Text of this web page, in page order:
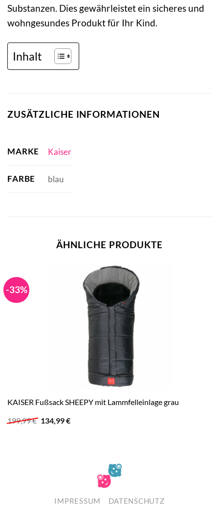
Substanzen. Dies gewährleistet ein sicheres und
wohngesundes Produkt für Ihr Kind.
Inhalt
ZUSÄTZLICHE INFORMATIONEN
MARKE Kaiser
FARBE blau
ÄHNLICHE PRODUKTE
-33%
KAISER Fußsack SHEEPY mit Lammfelleinlage grau
199,99€ Ursprünglicher
Preis
134,99€Aktueller
IMPRESSUM DATENSCHUTZ